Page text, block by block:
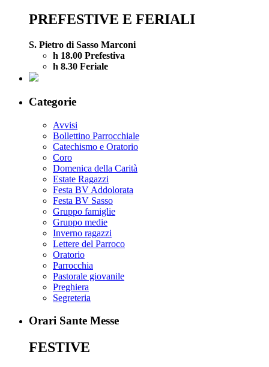
PREFESTIVE E FERIALI
S. Pietro di Sasso Marconi
h 18.00 Prefestiva
h 8.30 Feriale
Categorie
Avvisi
Bollettino Parrocchiale
Catechismo e Oratorio
Coro
Domenica della Carità
Estate Ragazzi
Festa BV Addolorata
Festa BV Sasso
Gruppo famiglie
Gruppo medie
Inverno ragazzi
Lettere del Parroco
Oratorio
Parrocchia
Pastorale giovanile
Preghiera
Segreteria
Orari Sante Messe
FESTIVE